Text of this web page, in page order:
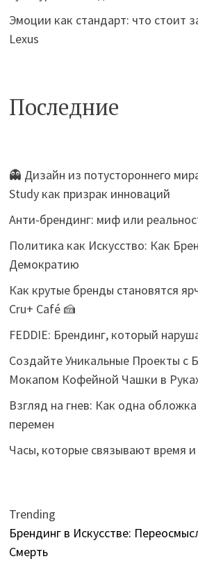
Эмоции как стандарт: что стоит
Lexus
Последние
👻 Дизайн из потустороннего
Study как призрак инноваций
Анти-брендинг: миф или
Политика как Искусство: Как
Демократию
Как крутые бренды становятся
Cru+ Café 🍰
FEDDIE: Брендинг, который
Создайте Уникальные Проекты с
Мокапом Кофейной Чашки в
Взгляд на гнев: Как одна
перемен
Часы, которые связывают время
Trending
Брендинг в Искусстве:
Смерть